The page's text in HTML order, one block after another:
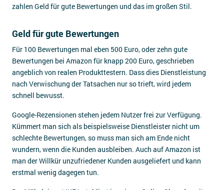
zahlen Geld für gute Bewertungen und das im großen Stil.
Geld für gute Bewertungen
Für 100 Bewertungen mal eben 500 Euro, oder zehn gute
Bewertungen bei Amazon für knapp 200 Euro, geschrieben
angeblich von realen Produkttestern. Dass dies Dienstleistung
nach Verwischung der Tatsachen nur so trieft, wird jedem
schnell bewusst.
Google-Rezensionen stehen jedem Nutzer frei zur Verfügung.
Kümmert man sich als beispielsweise Dienstleister nicht um
schlechte Bewertungen, so muss man sich am Ende nicht
wundern, wenn die Kunden ausbleiben. Auch auf Amazon ist
man der Willkür unzufriedener Kunden ausgeliefert und kann
erstmal wenig dagegen tun.